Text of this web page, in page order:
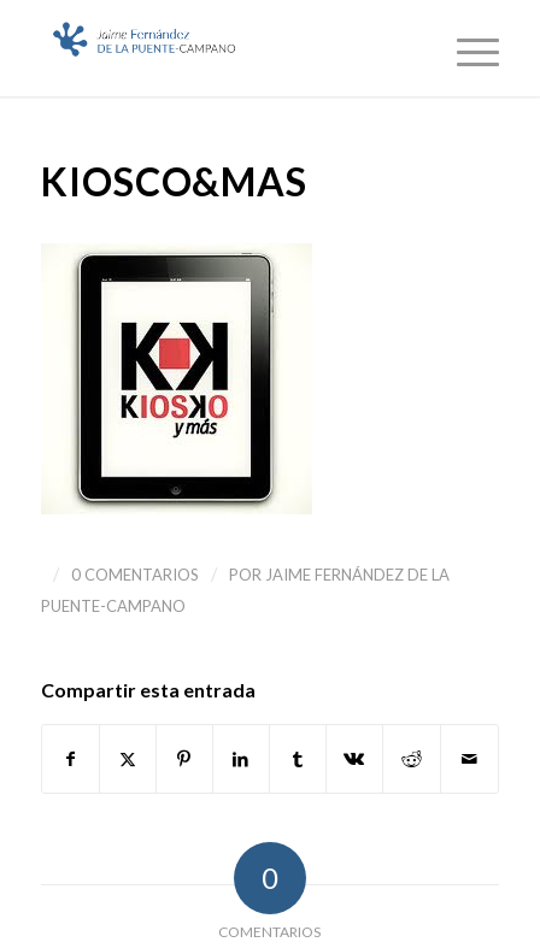
KIOSCO&MAS
/ 0 COMENTARIOS / POR JAIME FERNÁNDEZ DE LA
PUENTE-CAMPANO
Compartir esta entrada
0
COMENTARIOS